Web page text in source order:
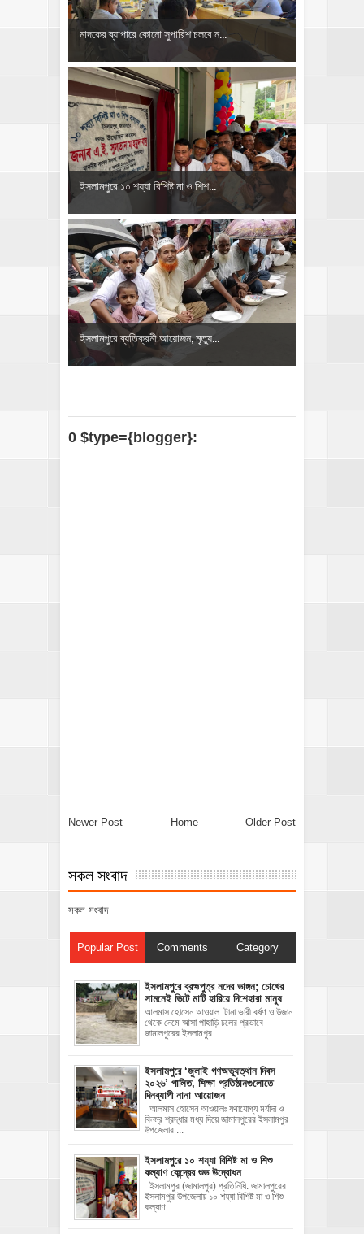
মাদকের ব্যাপারে কোনো সুপারিশ চলবে ন...
ইসলামপুরে ১০ শয্যা বিশিষ্ট মা ও শিশ...
‎ইসলামপুরে ব্যতিক্রমী আয়োজন, মৃত্যু...
0 $type={blogger}:
Newer Post Older Post
Home
সকল সংবাদ
সকল সংবাদ
Popular Post Comments Category
ইসলামপুরে ব্রহ্মপুত্র নদের ভাঙ্গন; চোখের
সামনেই ভিটে মাটি হারিয়ে দিশেহারা মানুষ
আলমাস হোসেন আওয়াল: টানা ভারী বর্ষণ ও উজান
থেকে নেমে আসা পাহাড়ি ঢলের প্রভাবে
জামালপুরের ইসলামপুর ...
‎ইসলামপুরে ‘জুলাই গণঅভ্যুত্থান দিবস
২০২৬’ পালিত, শিক্ষা প্রতিষ্ঠানগুলোতে
দিনব্যাপী নানা আয়োজন
‎​আলমাস হোসেন আওয়ালঃ‎ ‎​যথাযোগ্য মর্যাদা ও
বিনম্র শ্রদ্ধার মধ্য দিয়ে জামালপুরের ইসলামপুর
উপজেলার ...
ইসলামপুরে ১০ শয্যা বিশিষ্ট মা ও শিশু
কল্যাণ কেন্দ্রের শুভ উদ্বোধন
ইসলামপুর (জামালপুর) প্রতিনিধি: জামালপুরের
ইসলামপুর উপজেলায় ১০ শয্যা বিশিষ্ট মা ও শিশু
কল্যাণ ...